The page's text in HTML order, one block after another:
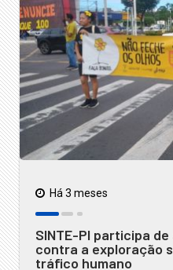
Há 3 meses
SINTE-PI participa de
contra a exploração
tráfico humano